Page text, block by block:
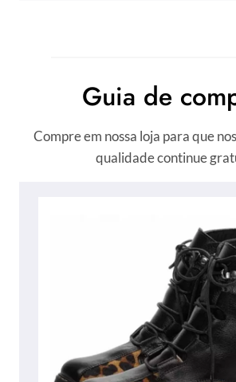
Guia de
Compre em nossa loja para que
qualidade continue